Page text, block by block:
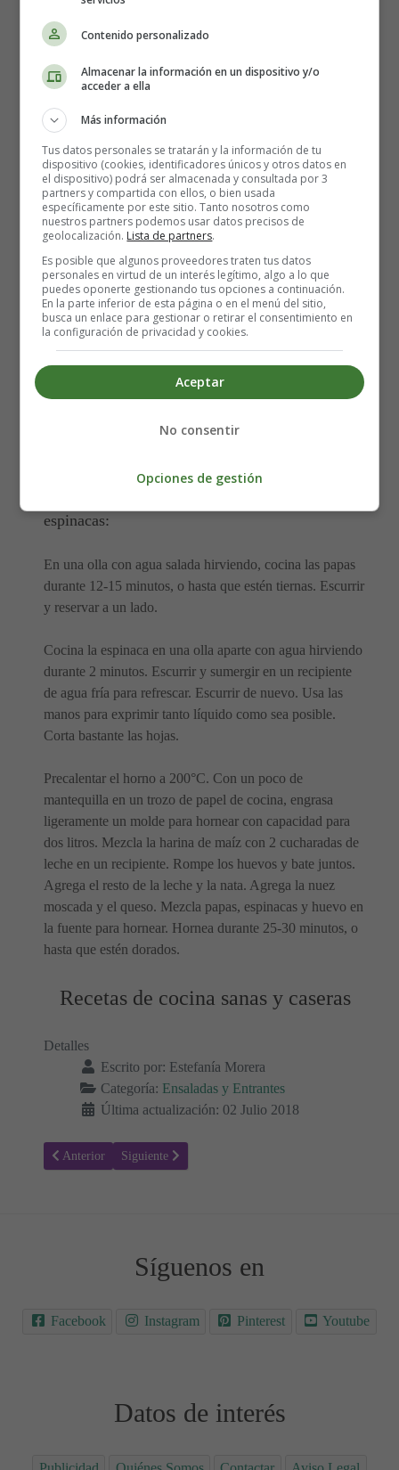
Cómo hacer Patatas al horno
con queso y espinacas -
Recetas Caseras
Los ingredientes que necesitas:
600 gramos de patatas, peladas, limpias y partidas por
la mitad
200 gramos de espinacas, sin los tallos duros
Un poco de mantequilla para engrasar
150 ml de leche
1/4 cucharadita de nuez moscada recién rallada
espinacas:
En una olla con agua salada hirviendo, cocina las papas
durante 12-15 minutos, o hasta que estén tiernas. Escurrir
y reservar a un lado.
Cocina la espinaca en una olla aparte con agua hirviendo
durante 2 minutos. Escurrir y sumergir en un recipiente
de agua fría para refrescar. Escurrir de nuevo. Usa las
manos para exprimir tanto líquido como sea posible.
Corta bastante las hojas.
Precalentar el horno a 200°C. Con un poco de
mantequilla en un trozo de papel de cocina, engrasa
ligeramente un molde para hornear con capacidad para
dos litros. Mezcla la harina de maíz con 2 cucharadas de
leche en un recipiente. Rompe los huevos y bate juntos.
Agrega el resto de la leche y la nata. Agrega la nuez
moscada y el queso. Mezcla papas, espinacas y huevo en
la fuente para hornear. Hornea durante 25-30 minutos, o
hasta que estén dorados.
Recetas de cocina sanas y caseras
Detalles
Escrito por: Estefanía Morera
Categoría: Ensaladas y Entrantes
Última actualización: 02 Julio 2018
Artículo anterior: Receta para hacer Rollitos de primavera crujientes
Anterior Artículo siguiente: Receta de Magdalenas de
Siguiente
Síguenos en
Facebook Instagram Pinterest Youtube
Datos de interés
Contenido personalizado
Almacenar la información en un dispositivo y/o
acceder a ella
Más información
Tus datos personales se tratarán y la información de tu
dispositivo (cookies, identificadores únicos y otros datos en
el dispositivo) podrá ser almacenada y consultada por 3
partners y compartida con ellos, o bien usada
específicamente por este sitio. Tanto nosotros como
nuestros partners podemos usar datos precisos de
geolocalización. Lista de partners.
Es posible que algunos proveedores traten tus datos
personales en virtud de un interés legítimo, algo a lo que
puedes oponerte gestionando tus opciones a continuación.
En la parte inferior de esta página o en el menú del sitio,
busca un enlace para gestionar o retirar el consentimiento en
la configuración de privacidad y cookies.
Aceptar
No consentir
Opciones de gestión